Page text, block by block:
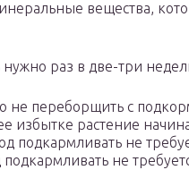
вещества,
раз в две-три
не переборщить с
избытке растение
подкармливать не
не